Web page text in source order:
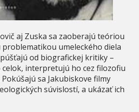
aj Zuska sa zaoberajú teóriou
umeleckého diela
od biografickej kritiky –
interpretujú ho cez filozofiu
sa Jakubiskove filmy
súvislostí, a ukázať ich